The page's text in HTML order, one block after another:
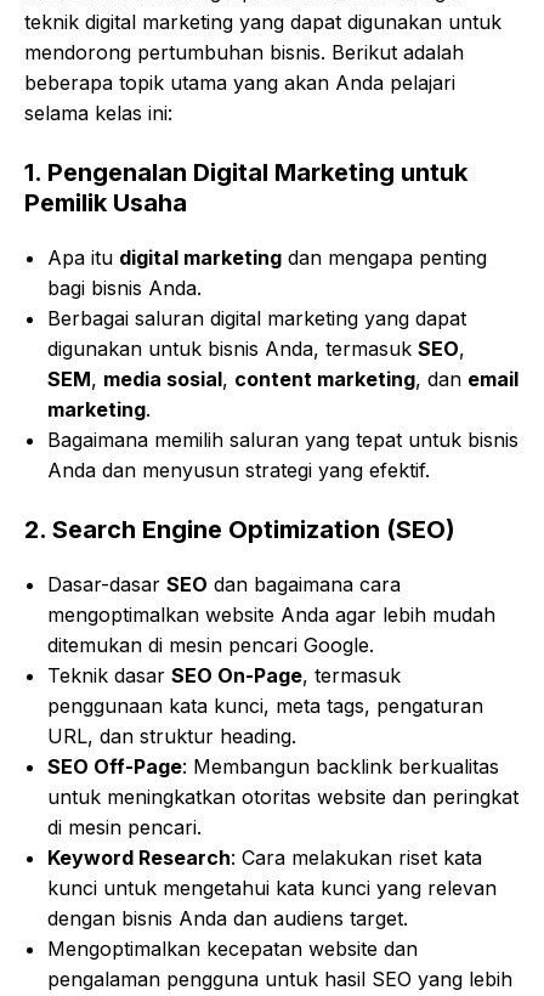
teknik digital marketing yang dapat digunakan untuk
mendorong pertumbuhan bisnis. Berikut adalah
beberapa topik utama yang akan Anda pelajari
selama kelas ini:
1. Pengenalan Digital Marketing untuk
Pemilik Usaha
Apa itu digital marketing dan mengapa penting
bagi bisnis Anda.
Berbagai saluran digital marketing yang dapat
digunakan untuk bisnis Anda, termasukSEO,
SEM, media sosial, content marketing, dan email
marketing.
Bagaimana memilih saluran yang tepat untuk bisnis
Anda dan menyusun strategi yang efektif.
2. Search Engine Optimization (SEO)
Dasar-dasarSEO dan bagaimana cara
mengoptimalkan website Anda agar lebih mudah
ditemukan di mesin pencari Google.
Teknik dasarSEO On-Page, termasuk
penggunaan kata kunci, meta tags, pengaturan
URL, dan struktur heading.
SEO Off-Page: Membangun backlink berkualitas
untuk meningkatkan otoritas website dan peringkat
di mesin pencari.
Keyword Research: Cara melakukan riset kata
kunci untuk mengetahui kata kunci yang relevan
dengan bisnis Anda dan audiens target.
Mengoptimalkan kecepatan website dan
pengalaman pengguna untuk hasil SEO yang lebih